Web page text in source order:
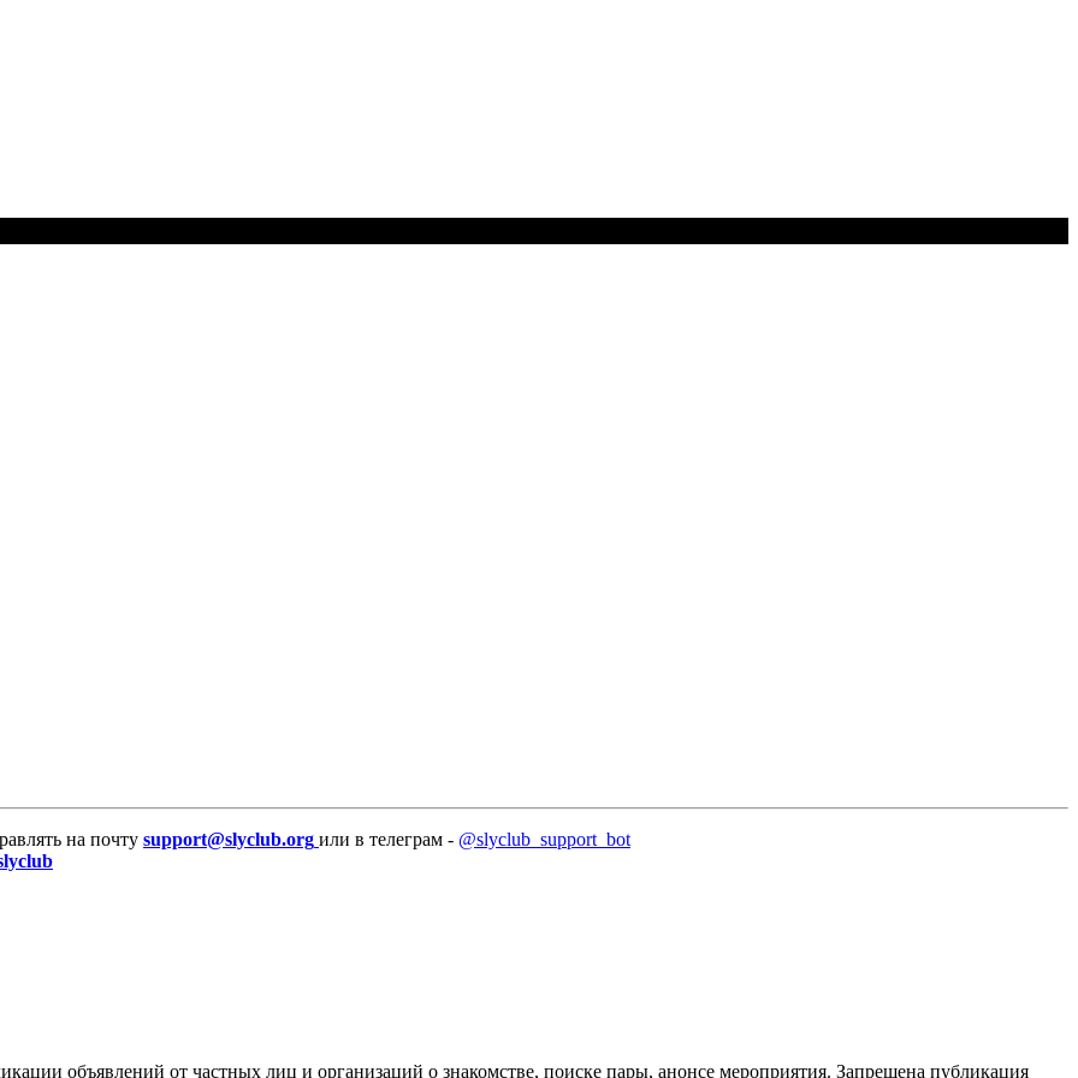
на почту support@slyclub.org или в телеграм - @slyclub_support_bot
объявлений от частных лиц и организаций о знакомстве, поиске пары, анонсе мероприятия. Запрещена публикация